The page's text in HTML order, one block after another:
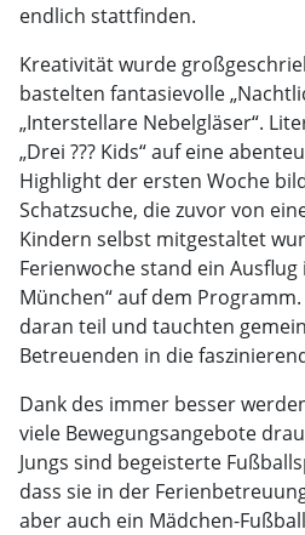
endlich stattfinden.
Kreativität wurde
bastelten fantasievolle
„Interstellare Nebelgläser“.
„Drei ??? Kids“ auf eine
Highlight der ersten Woche
Schatzsuche, die zuvor von
Kindern selbst mitgestaltet
Ferienwoche stand ein
München“ auf dem
daran teil und tauchten
Betreuenden in die
Dank des immer besser
viele Bewegungsangebote
Jungs sind begeisterte
dass sie in der
aber auch ein Mädchen-